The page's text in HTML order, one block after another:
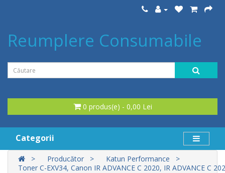
Reumplere Consumabile
0 produs(e) - 0,00 Lei
Categorii
Producător
Katun Performance
Toner C-EXV34, Canon IR ADVANCE C 2020, IR ADVANCE C